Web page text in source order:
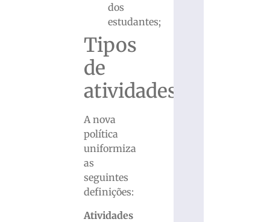
dos
estudantes;
Tipos
de
atividades
A nova
política
uniformiza
as
seguintes
definições:
Atividades